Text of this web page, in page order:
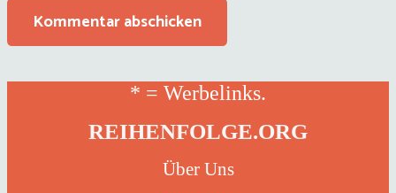
Kommentar abschicken
* = Werbelinks.
REIHENFOLGE.ORG
Über Uns